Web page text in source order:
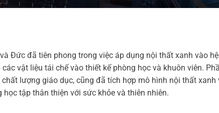
Đức đã tiên phong trong việc áp dụng nội thất xanh vào
vật liệu tái chế vào thiết kế phòng học và khuôn viên.
lượng giáo dục, cũng đã tích hợp mô hình nội thất xanh
tập thân thiện với sức khỏe và thiên nhiên.